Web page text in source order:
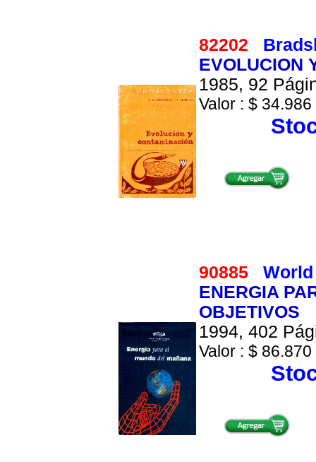
82202
EVOLUCION
1985, 92
Valor : $
90885
ENERGIA
OBJETIVOS
1994, 402
Valor : $